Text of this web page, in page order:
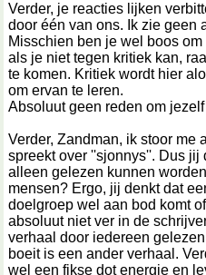
Verder, je reacties lijken
door één van ons. Ik zie geen
Misschien ben je wel boos
als je niet tegen kritiek kan,
te komen. Kritiek wordt hier
om ervan te leren.
Absoluut geen reden om
Verder, Zandman, ik stoor me
spreekt over ''sjonnys''. Dus jij
alleen gelezen kunnen
mensen? Ergo, jij denkt dat
doelgroep wel aan bod komt
absoluut niet ver in de
verhaal door iedereen
boeit is een ander verhaal.
wel een fikse dot energie en